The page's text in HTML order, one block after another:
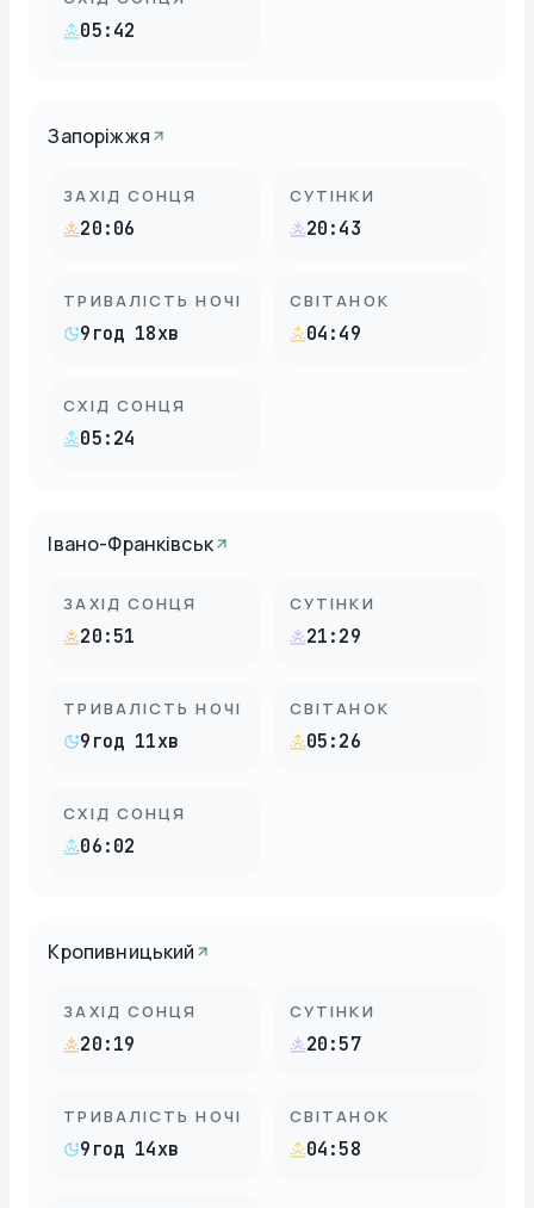
05:42
Запоріжжя
ЗАХІД СОНЦЯ
20:06
СУТІНКИ
20:43
ТРИВАЛІСТЬ НОЧІ
9год 18хв
СВІТАНОК
04:49
СХІД СОНЦЯ
05:24
Івано-Франківськ
ЗАХІД СОНЦЯ
20:51
СУТІНКИ
21:29
ТРИВАЛІСТЬ НОЧІ
9год 11хв
СВІТАНОК
05:26
СХІД СОНЦЯ
06:02
Кропивницький
ЗАХІД СОНЦЯ
20:19
СУТІНКИ
20:57
ТРИВАЛІСТЬ НОЧІ
9год 14хв
СВІТАНОК
04:58